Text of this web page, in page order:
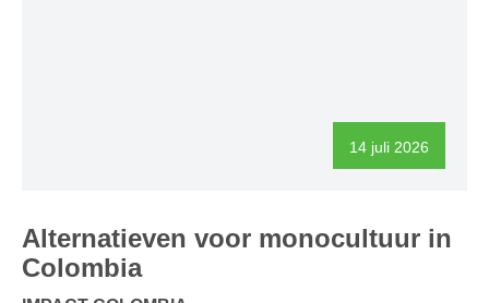
14 juli 2026
Alternatieven voor monocultuur in
Colombia